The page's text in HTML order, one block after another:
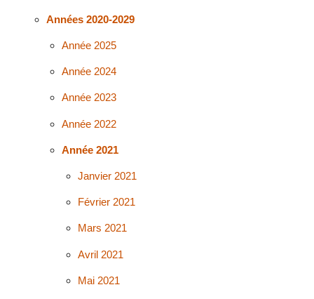
Années 2020-2029
Année 2025
Année 2024
Année 2023
Année 2022
Année 2021
Janvier 2021
Février 2021
Mars 2021
Avril 2021
Mai 2021